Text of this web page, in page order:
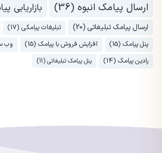
ارسال پیامک انبوه (36)
بازاریابی
ارسال پیامک تبلیغاتی (20) تبلیغات پیامکی (17)
پنل پیامک (15)
افزایش فروش با پیامک (15)
وب
رادین پیامک (14)
پنل پیامک تبلیغاتی (11)